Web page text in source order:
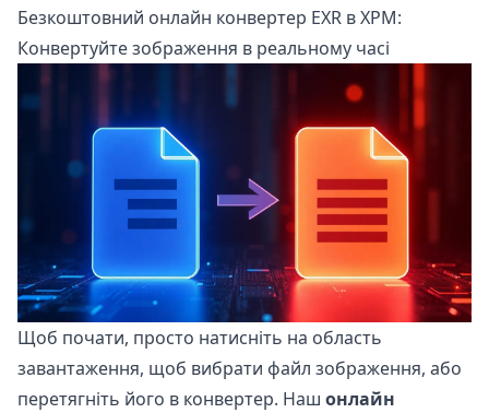
Безкоштовний онлайн конвертер EXR в XPM:
Конвертуйте зображення в реальному часі
Щоб почати, просто натисніть на область
завантаження, щоб вибрати файл зображення, або
перетягніть його в конвертер. Наш онлайн